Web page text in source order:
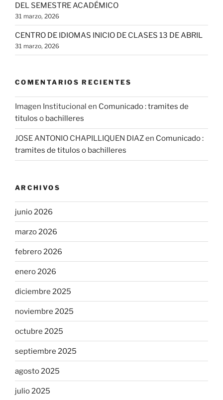
DEL SEMESTRE ACADÉMICO
31 marzo, 2026
CENTRO DE IDIOMAS INICIO DE CLASES 13 DE ABRIL
31 marzo, 2026
COMENTARIOS RECIENTES
Imagen Institucional en Comunicado : tramites de
titulos o bachilleres
JOSE ANTONIO CHAPILLIQUEN DIAZen Comunicado :
tramites de titulos o bachilleres
ARCHIVOS
junio 2026
marzo 2026
febrero 2026
enero 2026
diciembre 2025
noviembre 2025
octubre 2025
septiembre 2025
agosto 2025
julio 2025